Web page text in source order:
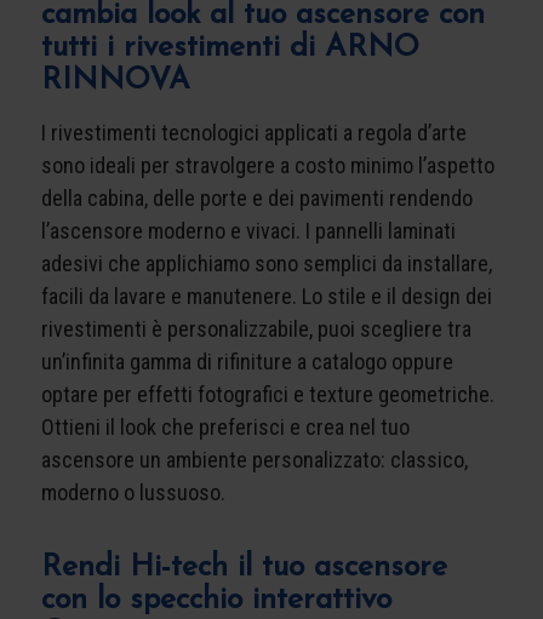
cambia look al tuo ascensore con
tutti i rivestimenti di ARNO
RINNOVA
I rivestimenti tecnologici applicati a regola d’arte
sono ideali per stravolgere a costo minimo l’aspetto
della cabina, delle porte e dei pavimenti rendendo
l’ascensore moderno e vivaci. I pannelli laminati
adesivi che applichiamo sono semplici da installare,
facili da lavare e manutenere. Lo stile e il design dei
rivestimenti è personalizzabile, puoi scegliere tra
un’infinita gamma di rifiniture a catalogo oppure
optare per effetti fotografici e texture geometriche.
Ottieni il look che preferisci e crea nel tuo
ascensore un ambiente personalizzato: classico,
moderno o lussuoso.
Rendi Hi-tech il tuo ascensore
con lo specchio interattivo